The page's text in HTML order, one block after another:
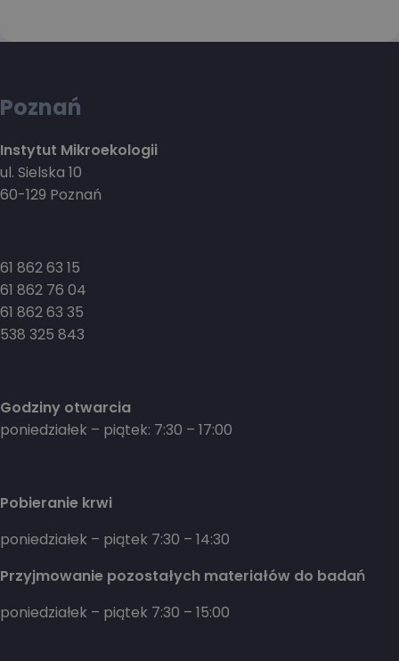
Poznań
Instytut Mikroekologii
ul. Sielska 10
60-129 Poznań
61 862 63 15
61 862 76 04
61 862 63 35
538 325 843
Godziny otwarcia
poniedziałek – piątek: 7:30 – 17:00
Pobieranie krwi
poniedziałek – piątek 7:30 – 14:30
Przyjmowanie pozostałych materiałów do badań
poniedziałek – piątek 7:30 – 15:00